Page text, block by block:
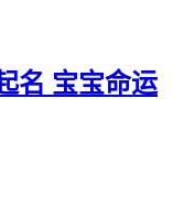
名 宝宝命运